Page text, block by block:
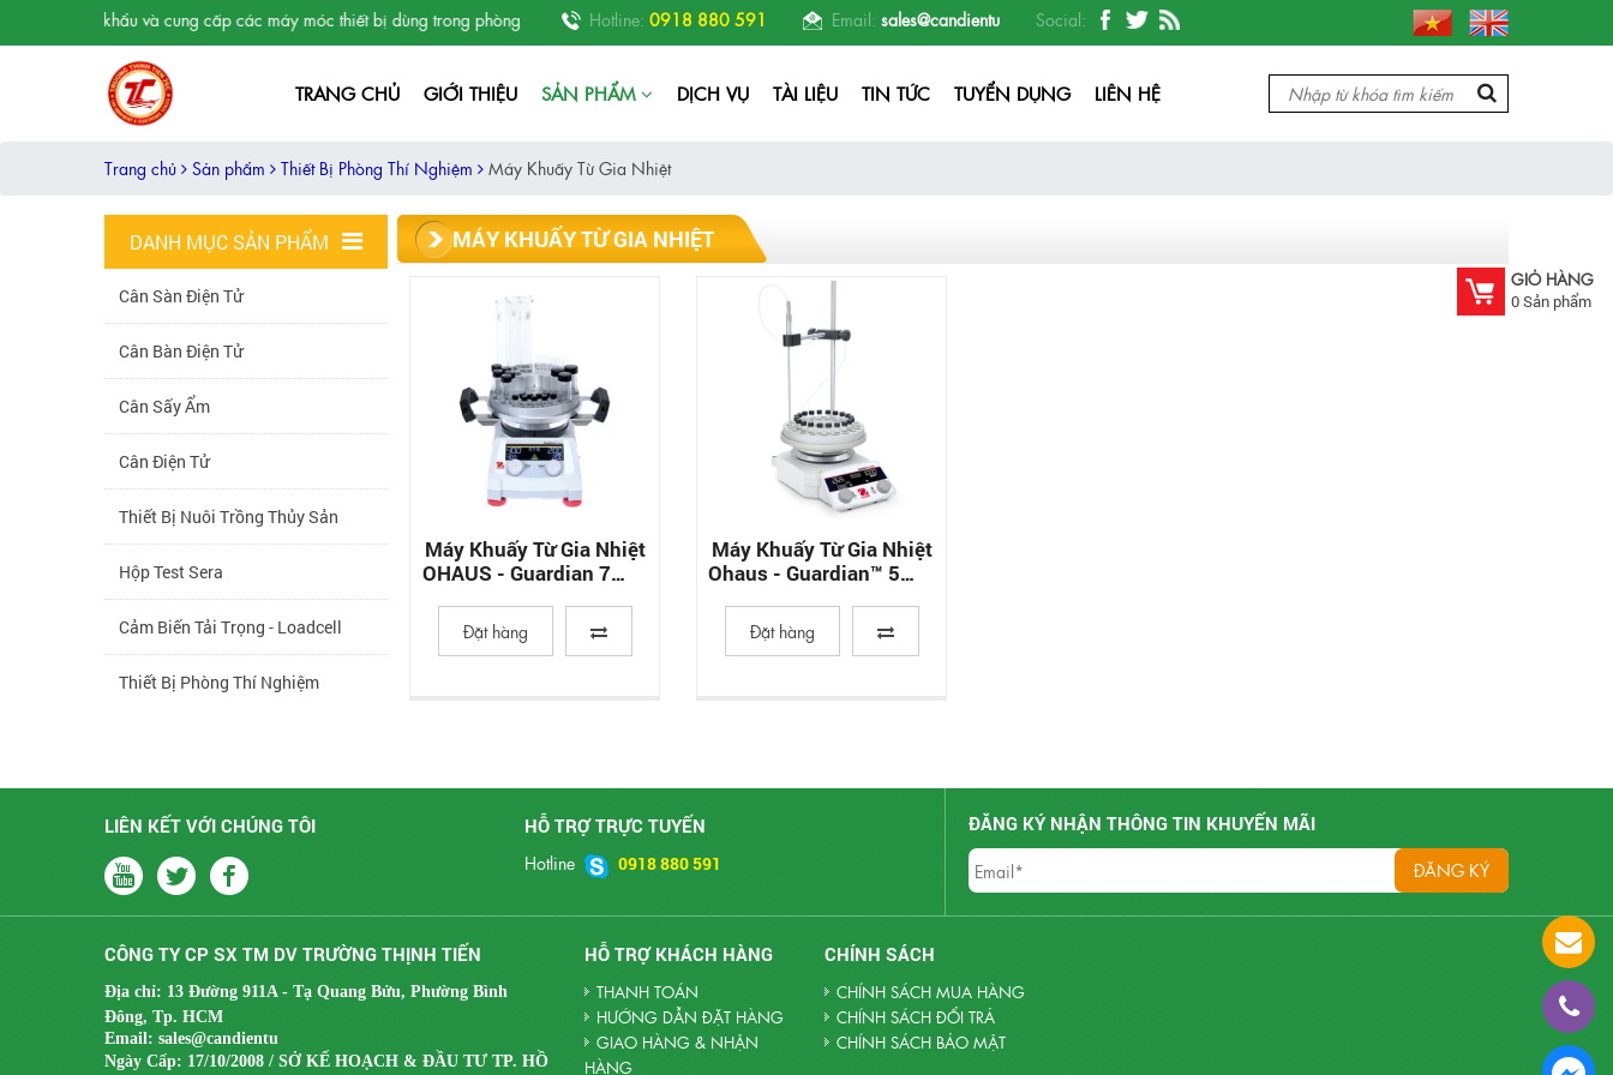
khẩu và cung cấp các máy móc thiết bị dùng trong phòng thí nghiệm, phòng nghiên cứu RD, phòng thí nghiệm nhà máy sản xuất thức ăn thủy sản, dây chuyền sản xuất thực phẩm, bao bì, nước uống, dược phẩm,
Hotline:0918 880 591 Email: sales@candientu Social:
TRANG CHỦ GIỚI THIỆU SẢN PHẨM DỊCH VỤ TÀI LIỆU TIN TỨC TUYỂN DỤNG LIÊN HỆ
GIỎ HÀNG
0Sản phẩm
Trang chủ Sản phẩm Thiết Bị Phòng Thí Nghiệm Máy Khuấy Từ Gia Nhiệt
DANH MỤC SẢN PHẨM
Cân Sàn Điện Tử
Cân Bàn Điện Tử
Cân Sấy Ẩm
Cân Điện Tử
Thiết Bị Nuôi Trồng Thủy Sản
Hộp Test Sera
Cảm Biến Tải Trọng - Loadcell
Thiết Bị Phòng Thí Nghiệm
Thiết Bị Thực Phẩm - Giải Khát
Thiết Bị Kiểm Tra Hãng Drick
Thiết Bị Kiểm Tra Hãng Cometech
Thiết Bị Bao Bì Giấy - Carton
Thiết Bị Bao Bì Nhựa
MÁY KHUẤY TỪ GIA NHIỆT
Máy Khuấy Từ Gia Nhiệt
OHAUS - Guardian 7000
Đặt hàng
Máy Khuấy Từ Gia Nhiệt
Ohaus - Guardian™ 5000
Đặt hàng
LIÊN KẾT VỚI CHÚNG TÔI
HỖ TRỢ TRỰC TUYẾN
Hotline
0918 880 591
ĐĂNG KÝ NHẬN THÔNG TIN KHUYẾN MÃI
CÔNG TY CP SX TM DV TRƯỜNG THỊNH TIẾN
Địa chỉ: 13 Đường 911A - Tạ Quang Bửu, Phường Bình
Đông, Tp. HCM
Email: sales@candientu
Ngày Cấp: 17/10/2008 / SỞ KẾ HOẠCH & ĐẦU TƯ TP. HỒ
HỖ TRỢ KHÁCH HÀNG
THANH TOÁN
HƯỚNG DẪN ĐẶT HÀNG
GIAO HÀNG & NHẬN
HÀNG
CHÍNH SÁCH
CHÍNH SÁCH MUA HÀNG
CHÍNH SÁCH ĐỔI TRẢ
CHÍNH SÁCH BẢO MẬT